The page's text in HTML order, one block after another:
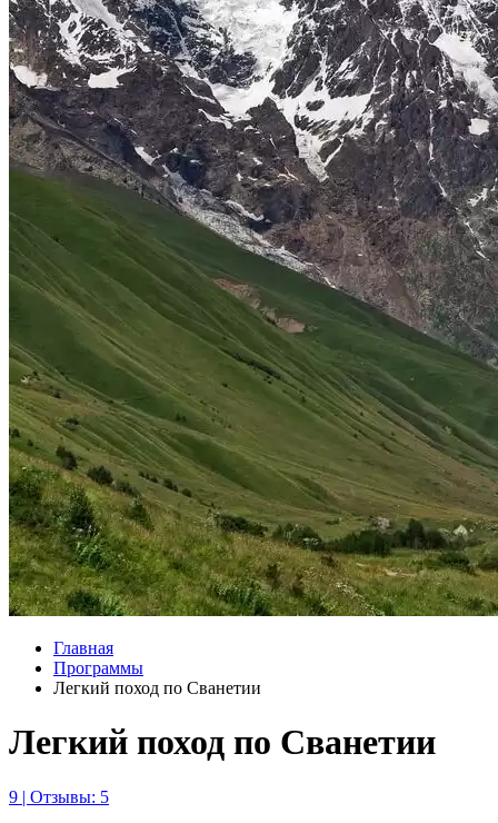
Главная
Программы
Легкий поход по Сванетии
Легкий поход по Сванетии
9 | Отзывы: 5